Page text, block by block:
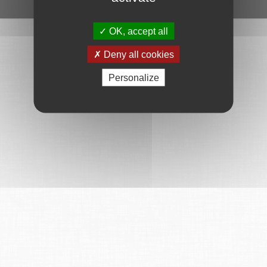
OK, accept all
Deny all cookies
Personalize
Ce service est proposé par